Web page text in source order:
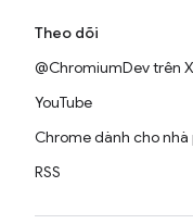
Theo dõi
@ChromiumDev trên X
YouTube
Chrome dành cho
RSS